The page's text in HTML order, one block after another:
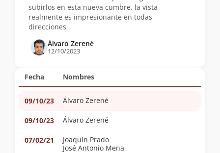
Fecha Nombres
09/10/23 Álvaro Zerené
09/10/23 Álvaro Zerené
07/02/21
Joaquín Prado
José Antonio Mena
subirlos en esta nueva cumbre, la vista
realmente es impresionante en todas
direcciones
Álvaro Zerené
12/10/2023